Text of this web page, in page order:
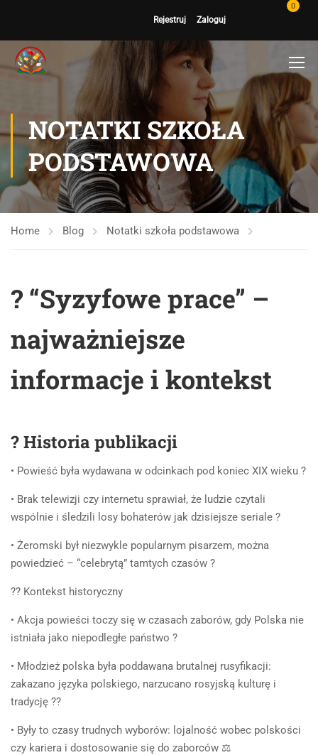
Rejestruj Zaloguj
0
NOTATKI SZKOŁA
PODSTAWOWA
Home Blog Notatki szkoła podstawowa
? “Syzyfowe prace” –
najważniejsze
informacje i kontekst
? Historia publikacji
• Powieść była wydawana w odcinkach pod koniec XIX wieku ?
• Brak telewizji czy internetu sprawiał, że ludzie czytali
wspólnie i śledzili losy bohaterów jak dzisiejsze seriale ?
• Żeromski był niezwykle popularnym pisarzem, można
powiedzieć – “celebrytą” tamtych czasów ?
?? Kontekst historyczny
• Akcja powieści toczy się w czasach zaborów, gdy Polska nie
istniała jako niepodległe państwo ?
• Młodzież polska była poddawana brutalnej rusyfikacji:
zakazano języka polskiego, narzucano rosyjską kulturę i
tradycję ??
• Były to czasy trudnych wyborów: lojalność wobec polskości
czy kariera i dostosowanie się do zaborców ⚖️